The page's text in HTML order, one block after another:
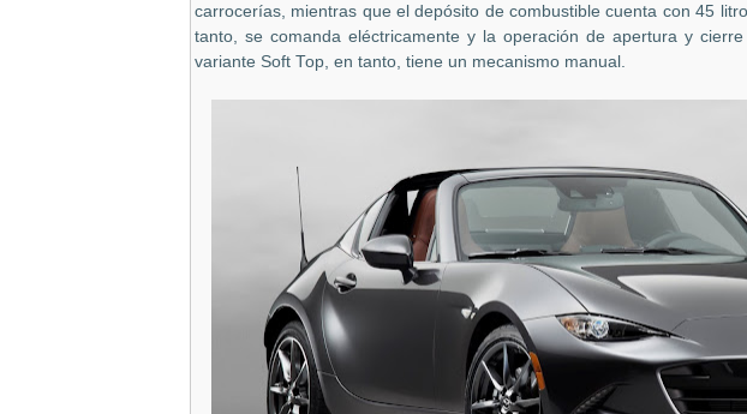
carrocerías, mientras que el depósito de combustible cuenta con 45
tanto, se comanda eléctricamente y la operación de apertura y
variante Soft Top, en tanto, tiene un mecanismo manual.